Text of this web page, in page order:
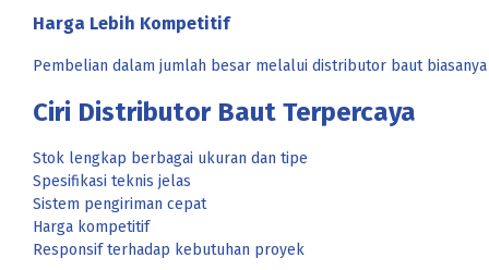
Harga Lebih Kompetitif
Pembelian dalam jumlah besar melalui distributor baut
Ciri Distributor Baut Terpercaya
Stok lengkap berbagai ukuran dan tipe
Spesifikasi teknis jelas
Sistem pengiriman cepat
Harga kompetitif
Responsif terhadap kebutuhan proyek